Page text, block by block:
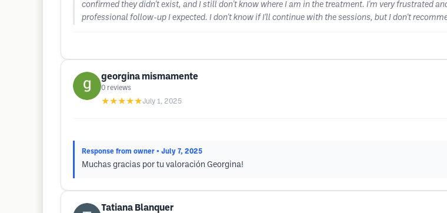
confirmed they didn't exist, and I still don't know where I am in the treatment. I'm very frustrated
professional follow-up I expected. I don't know if I'll continue with the sessions, but I don't
georgina mismamente
0 reviews
★★★★★July 1, 2025
Response from owner • July 7, 2025
Muchas gracias por tu valoración Georgina!
Tatiana Blanquer